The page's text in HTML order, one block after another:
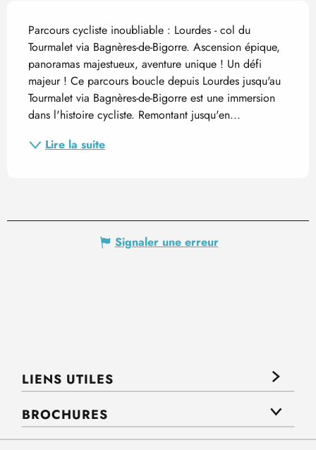
Description
Parcours cycliste inoubliable : Lourdes - col du
Tourmalet via Bagnères-de-Bigorre. Ascension épique,
panoramas majestueux, aventure unique ! Un défi
majeur ! Ce parcours boucle depuis Lourdes jusqu'au
Tourmalet via Bagnères-de-Bigorre est une immersion
dans l'histoire cycliste. Remontant jusqu'en...
Lire la suite
Signaler une erreur
LIENS UTILES
BROCHURES